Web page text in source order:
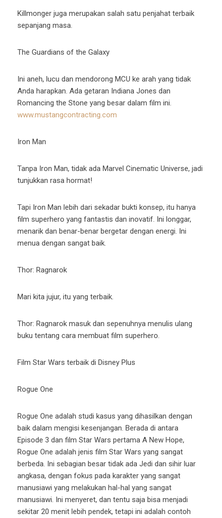
Killmonger juga merupakan salah satu penjahat terbaik
sepanjang masa.
The Guardians of the Galaxy
Ini aneh, lucu dan mendorong MCU ke arah yang tidak
Anda harapkan. Ada getaran Indiana Jones dan
Romancing the Stone yang besar dalam film ini.
www.mustangcontracting.com
Iron Man
Tanpa Iron Man, tidak ada Marvel Cinematic Universe, jadi
tunjukkan rasa hormat!
Tapi Iron Man lebih dari sekadar bukti konsep, itu hanya
film superhero yang fantastis dan inovatif. Ini longgar,
menarik dan benar-benar bergetar dengan energi. Ini
menua dengan sangat baik.
Thor: Ragnarok
Mari kita jujur, itu yang terbaik.
Thor: Ragnarok masuk dan sepenuhnya menulis ulang
buku tentang cara membuat film superhero.
Film Star Wars terbaik di Disney Plus
Rogue One
Rogue One adalah studi kasus yang dihasilkan dengan
baik dalam mengisi kesenjangan. Berada di antara
Episode 3 dan film Star Wars pertama A New Hope,
Rogue One adalah jenis film Star Wars yang sangat
berbeda. Ini sebagian besar tidak ada Jedi dan sihir luar
angkasa, dengan fokus pada karakter yang sangat
manusiawi yang melakukan hal-hal yang sangat
manusiawi. Ini menyeret, dan tentu saja bisa menjadi
sekitar 20 menit lebih pendek, tetapi ini adalah contoh